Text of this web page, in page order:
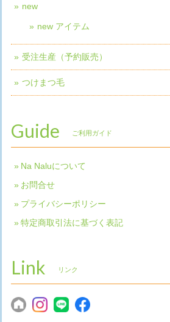
new
new アイテム
受注生産（予約販売）
つけまつ毛
Guide ご利用ガイド
Na Naluについて
お問合せ
プライバシーポリシー
特定商取引法に基づく表記
Link リンク